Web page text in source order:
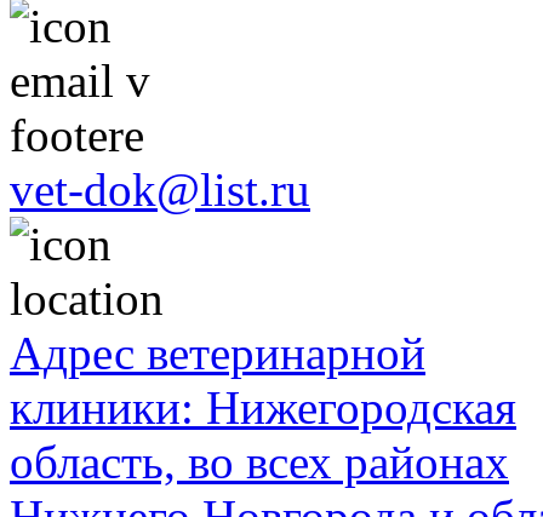
vet-dok@list.ru
Адрес ветеринарной
клиники: Нижегородская
область, во всех районах